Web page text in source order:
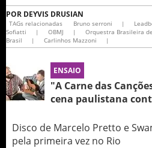
POR DEYVIS DRUSIAN
TAGs relacionadas Bruno serroni |
Sofiatti
| OBMJ | Orquestra Brasileira
Brasil
| Carlinhos Mazzoni |
ENSAIO
"A Carne das
cena paulistana
Disco de Marcelo Pretto e
pela primeira vez no Rio